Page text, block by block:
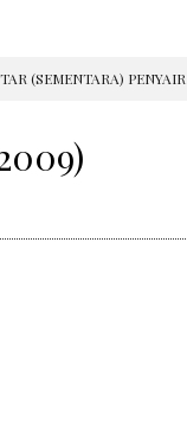
(SEMENTARA) PENYAIR